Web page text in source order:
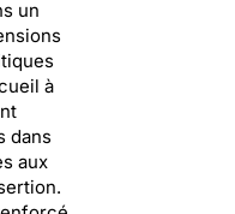
un
à
dans
aux